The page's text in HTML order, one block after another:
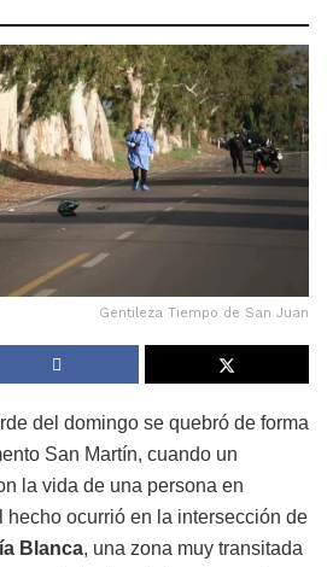
Gentileza Tiempo de San Juan
del domingo se quebró de forma
San Martín, cuando un
la vida de una persona en
hecho ocurrió en la intersección de
Blanca, una zona muy transitada